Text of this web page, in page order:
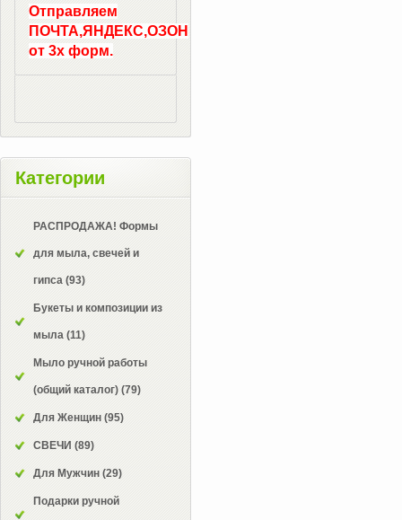
Отправляем
ПОЧТА,ЯНДЕКС,ОЗОН
от 3х форм.
Категории
РАСПРОДАЖА! Формы
для мыла, свечей и
гипса (93)
Букеты и композиции из
мыла (11)
Мыло ручной работы
(общий каталог) (79)
Для Женщин (95)
СВЕЧИ (89)
Для Мужчин (29)
Подарки ручной